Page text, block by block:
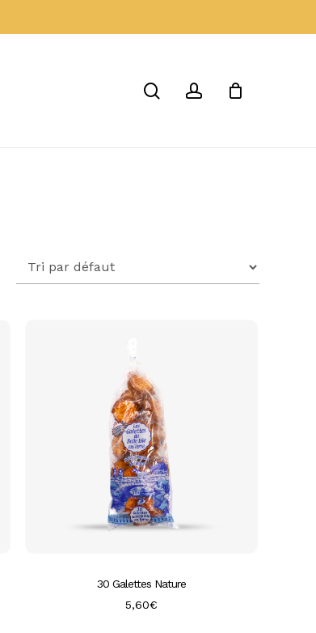
searchaccount
Close
30 Galettes Nature
5,60€